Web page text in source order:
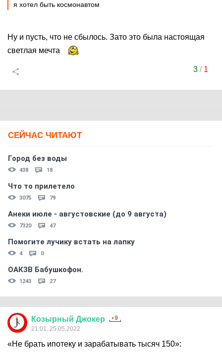
я хотел быть космонавтом
Ну и пусть, что не сбылось. Зато это была настоящая
светлая мечта
3/ 1
СЕЙЧАС ЧИТАЮТ
Город без воды
438 18
Что то прилетело
3075 79
Анеки июле - августовские (до 9 августа)
7320 47
Помогите лучику встать на лапку
4 0
ОАКЗВ Бабушкофон.
1243 27
Козырный Джокер
21:01, 25.05.2022
«Не брать ипотеку и зарабатывать тысяч 150»: